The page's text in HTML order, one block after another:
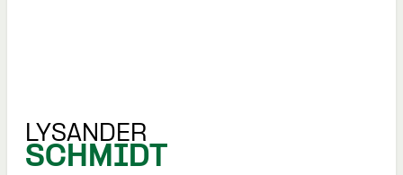
LYSANDER
SCHMIDT